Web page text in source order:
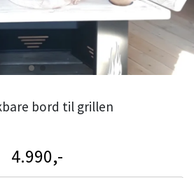
bord til grillen
4.990,-